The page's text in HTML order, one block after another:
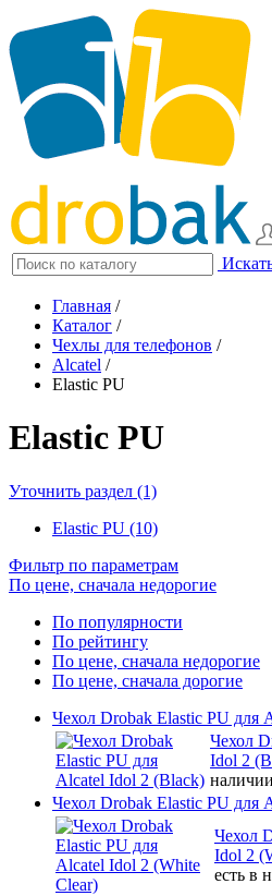
Главная /
Каталог /
Чехлы для телефонов /
Alcatel /
Elastic PU
Elastic PU
Уточнить раздел (1)
Elastic PU (10)
Фильтр по параметрам
По цене, сначала недорогие
По популярности
По рейтингу
По цене, сначала недорогие
По цене, сначала дорогие
Чехол Drobak Elastic PU для
Чехол
Idol 2
наличии
Чехол Drobak Elastic PU для
Чехол
Idol 2
есть в